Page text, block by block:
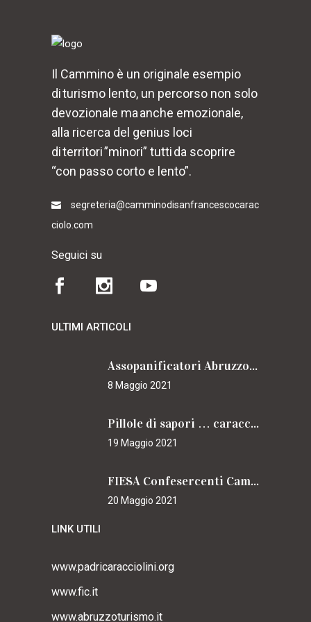
Il Cammino è un originale esempio
di turismo lento, un percorso non solo
devozionale ma anche emozionale,
alla ricerca del genius loci
di territori ”minori” tutti da scoprire
“con passo corto e lento”.
segreteria@camminodisanfrancescocarac
ciolo.com
Seguici su
ULTIMI ARTICOLI
Assopanificatori Abruzzo e Molise insieme per il Cammino
8 Maggio 2021
Pillole di sapori … caracciolini
19 Maggio 2021
FIESA Confesercenti Campania per il Cammino
20 Maggio 2021
LINK UTILI
www.padricaracciolini.org
www.fic.it
www.abruzzoturismo.it